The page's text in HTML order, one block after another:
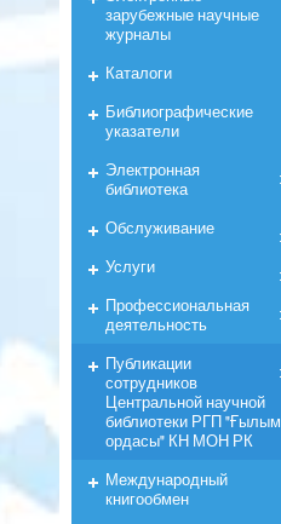
зарубежные научные
журналы
Каталоги
Библиографические
указатели
Электронная
библиотека
Обслуживание
Услуги
Профессиональная
деятельность
Публикации
сотрудников
Центральной научной
библиотеки РГП "Ғылым
ордасы" КН МОН РК
Международный
книгообмен